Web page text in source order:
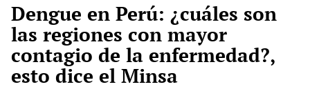
Dengue en Perú: ¿cuáles son
las regiones con mayor
contagio de la enfermedad?,
esto dice el Minsa